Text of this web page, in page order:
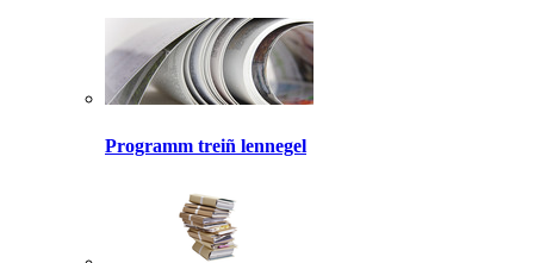
Programm treiñ lennegel